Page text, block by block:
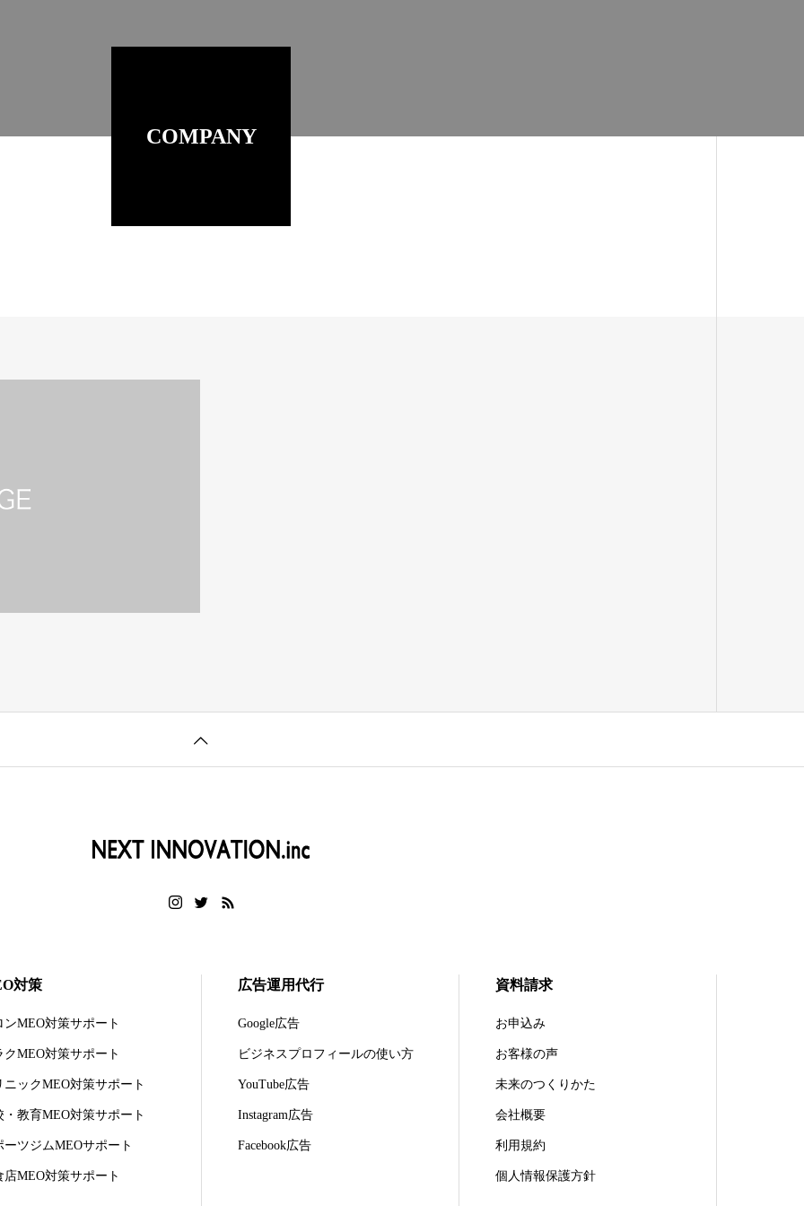
COMPANY
対策
ンMEO対策サポート
クMEO対策サポート
ニックMEO対策サポート
・教育MEO対策サポート
ーツジムMEOサポート
店MEO対策サポート
広告運用代行
Google広告
ビジネスプロフィールの使い方
YouTube広告
Instagram広告
Facebook広告
資料請求
お申込み
お客様の声
未来のつくりかた
会社概要
利用規約
個人情報保護方針